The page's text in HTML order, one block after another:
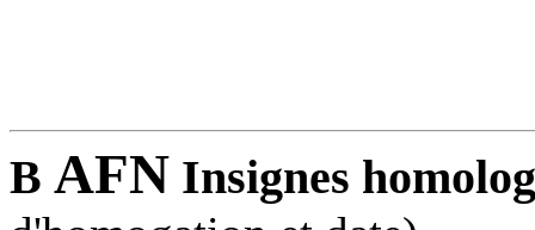
B AFN Insignes